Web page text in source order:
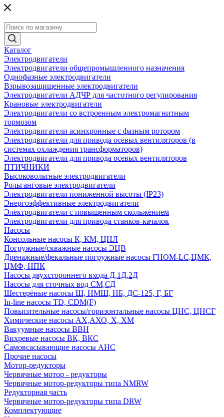
Каталог
Электродвигатели
Электродвигатели общепромышленного назначения
Однофазные электродвигатели
Взрывозащищенные электродвигатели
Электродвигатели АДЧР для частотного регулирования
Крановые электродвигатели
Электродвигатели со встроенным электромагнитным
тормозом
Электродвигатели асинхронные с фазным ротором
Электродвигатели для привода осевых вентиляторов (в
системах охлаждения трансформаторов)
Электродвигатели для привода осевых вентиляторов
ПТИЧНИКИ
Высоковольтные электродвигатели
Рольганговые электродвигатели
Электродвигатели пониженной высоты (IP23)
Энергоэффективные электродвигатели
Электродвигатели с повышенным скольжением
Электродвигатели для привода станков-качалок
Насосы
Консольные насосы К, КМ, ЦНЛ
Погружные/скважные насосы ЭЦВ
Дренажные/фекальные погружные насосы ГНОМ-LC,ЦМК,
ЦМФ, НПК
Насосы двухстороннего входа Д,1Д,2Д
Насосы для сточных вод СМ,СД
Шестерёные насосы Ш, НМШ, НБ, ДС-125, Г, БГ
In-line насосы TD, CDM(F)
Повысительные насосы/горизонтальные насосы ЦНС, ЦНСГ
Химические насосы АХ,АХО, Х, ХМ
Вакуумные насосы ВВН
Вихревые насосы ВК, ВКС
Самовсасывающие насосы АНС
Прочие насосы
Мотор-редукторы
Червячные мотор - редукторы
Червячные мотор-редукторы типа NMRW
Редукторная часть
Червячные мотор-редукторы типа DRW
Комплектующие